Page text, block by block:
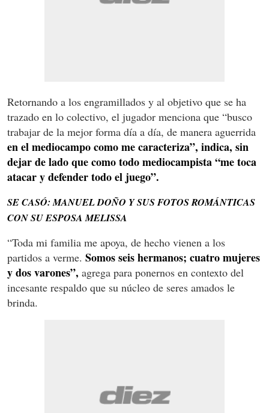
Retornando a los engramillados y al objetivo que se ha
trazado en lo colectivo, el jugador menciona que “busco
trabajar de la mejor forma día a día, de manera aguerrida
en el mediocampo como me caracteriza”, indica, sin
dejar de lado que como todo mediocampista “me toca
atacar y defender todo el juego”.
SE CASÓ: MANUEL DOÑO Y SUS FOTOS ROMÁNTICAS
CON SU ESPOSA MELISSA
“Toda mi familia me apoya, de hecho vienen a los
partidos a verme. Somos seis hermanos; cuatro mujeres
y dos varones”, agrega para ponernos en contexto del
incesante respaldo que su núcleo de seres amados le
brinda.